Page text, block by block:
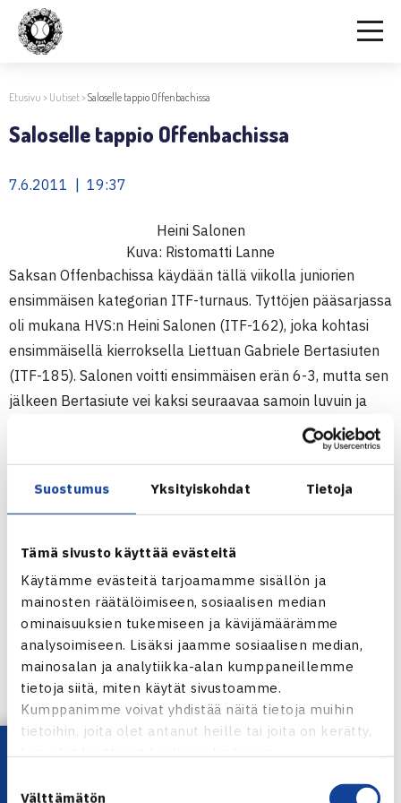
Suostumus Yksityiskohdat Tietoja
Tämä sivusto käyttää evästeitä
Käytämme evästeitä tarjoamamme sisällön ja
mainosten räätälöimiseen, sosiaalisen median
ominaisuuksien tukemiseen ja kävijämäärämme
analysoimiseen. Lisäksi jaamme sosiaalisen median,
mainosalan ja analytiikka-alan kumppaneillemme
tietoja siitä, miten käytät sivustoamme.
Kumppanimme voivat yhdistää näitä tietoja muihin
tietoihin, joita olet antanut heille tai joita on kerätty,
Välttämätön
Etusivu > Uutiset>Saloselle tappio Offenbachissa
Saloselle tappio Offenbachissa
7.6.2011 | 19:37
Heini Salonen
Kuva: Ristomatti Lanne
Saksan Offenbachissa käydään tällä viikolla juniorien
ensimmäisen kategorian ITF-turnaus. Tyttöjen pääsarjassa
oli mukana HVS:n Heini Salonen (ITF-162), joka kohtasi
ensimmäisellä kierroksella Liettuan Gabriele Bertasiuten
(ITF-185). Salonen voitti ensimmäisen erän 6-3, mutta sen
jälkeen Bertasiute vei kaksi seuraavaa samoin luvuin ja
7.-12.6.2011 Offenbach, Saksa
1.kierrosta: Gabriele Bertasiute Liettua – Heini Salonen 36
63 63
Tyttöjen nelinpeli
1.kierrosta: Jessica Ren Britannia/Kimberley-Ann Surin
Kanada – Marie Elise Casares Ecuador/Salonen 63 64
Offenbachin ITF-juniorikilpailu verkossa
Jaa: